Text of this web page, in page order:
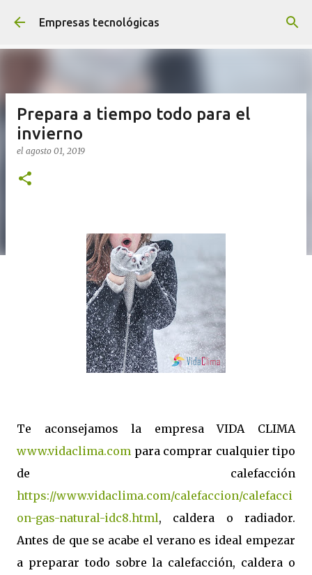
Ir al contenido principal
Empresas tecnológicas
Prepara a tiempo todo para el
invierno
el agosto 01, 2019
Te aconsejamos la empresa VIDA CLIMA
www.vidaclima.com para comprar cualquier tipo
de calefacción
https://www.vidaclima.com/calefaccion/calefacci
on-gas-natural-idc8.html, caldera o radiador.
Antes de que se acabe el verano es ideal empezar
a preparar todo sobre la calefacción, caldera o